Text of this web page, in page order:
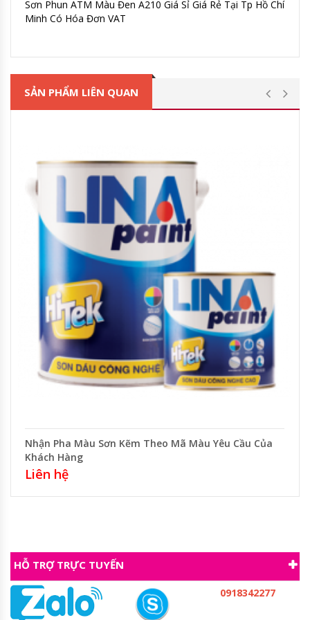
Sơn Phun ATM Màu Đen A210 Giá Sỉ Giá Rẻ Tại Tp Hồ Chí
Minh Có Hóa Đơn VAT
SẢN PHẨM LIÊN QUAN
Nhận Pha Màu Sơn Kẽm Theo Mã Màu Yêu Cầu Của
Khách Hàng
Liên hệ
HỖ TRỢ TRỰC TUYẾN
0918342277